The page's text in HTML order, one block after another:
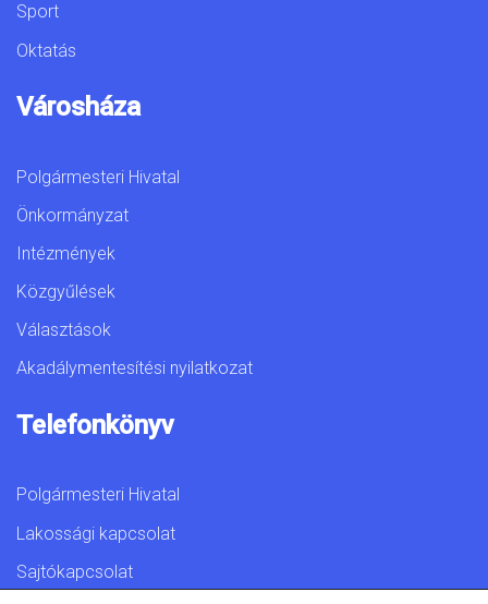
Sport
Oktatás
Városháza
Polgármesteri Hivatal
Önkormányzat
Intézmények
Közgyűlések
Választások
Akadálymentesítési nyilatkozat
Telefonkönyv
Polgármesteri Hivatal
Lakossági kapcsolat
Sajtókapcsolat